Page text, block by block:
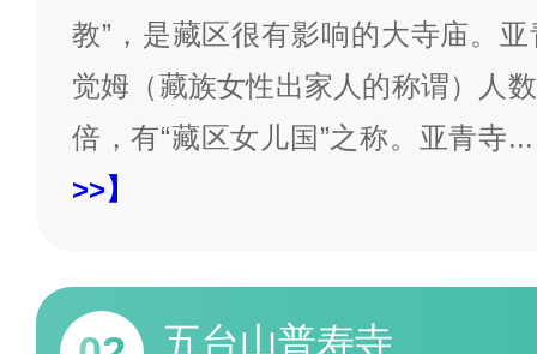
教”，是藏区很有影响的大寺庙。
觉姆（藏族女性出家人的称谓）人
倍，有“藏区女儿国”之称。亚青寺...
>>】
五台山普寿寺